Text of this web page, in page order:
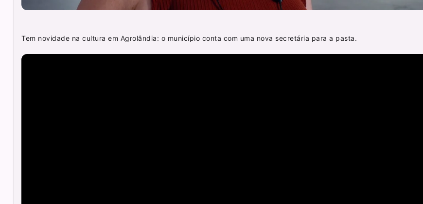
Tem novidade na cultura em Agrolândia: o município conta com uma nova secretária para a pasta.